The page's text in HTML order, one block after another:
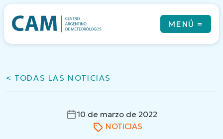
Skip
content
Qué es el CAM
Noticias
Eventos
Cursos & Coloquios
MENÚ =
< TODAS LAS NOTICIAS
10 de marzo de 2022
NOTICIAS